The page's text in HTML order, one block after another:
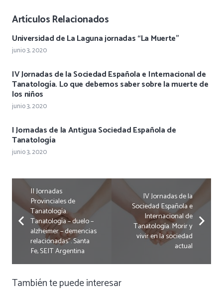
Artículos Relacionados
Universidad de La Laguna jornadas “La Muerte”
junio 3, 2020
IV Jornadas de la Sociedad Española e Internacional de
Tanatología. Lo que debemos saber sobre la muerte de
los niños
junio 3, 2020
I Jornadas de la Antigua Sociedad Española de
Tanatología
junio 3, 2020
II Jornadas
Provinciales de
Tanatología.
Tanatología – duelo –
alzheimer – demencias
relacionadas”. Santa
Fe, SEIT Argentina
IV Jornadas de la
Sociedad Española e
Internacional de
Tanatología. Morir y
vivir en la sociedad
actual
También te puede interesar